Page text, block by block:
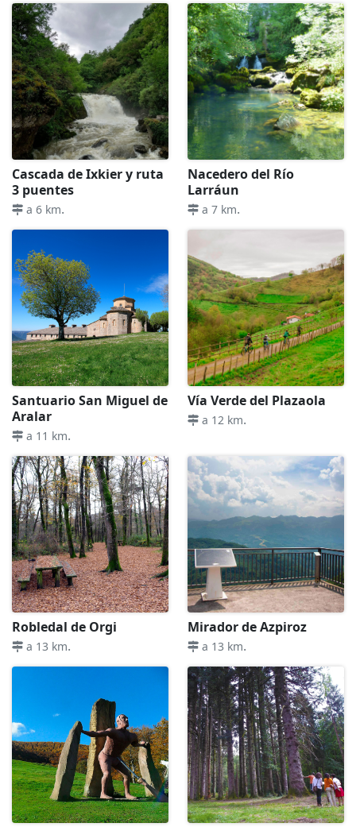
Cascada de Ixkier y ruta
3 puentes
a 6 km.
Nacedero del Río
Larráun
a 7 km.
Santuario San Miguel de
Aralar
a 11 km.
Vía Verde del Plazaola
a 12 km.
Robledal de Orgi
a 13 km.
Mirador de Azpiroz
a 13 km.